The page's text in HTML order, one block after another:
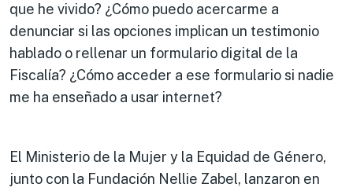
que he vivido? ¿Cómo puedo acercarme a
denunciar si las opciones implican un testimonio
hablado o rellenar un formulario digital de la
Fiscalía? ¿Cómo acceder a ese formulario si nadie
me ha enseñado a usar internet?
El Ministerio de la Mujer y la Equidad de Género,
junto con la Fundación Nellie Zabel, lanzaron en